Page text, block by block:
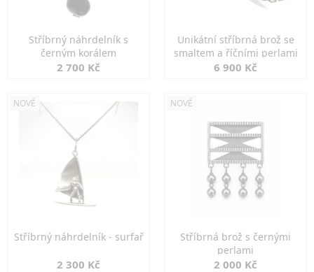
Stříbrný náhrdelník s
černým korálem
2 700 Kč
Unikátní stříbrná brož se
smaltem a říčními perlami
6 900 Kč
NOVÉ
Stříbrný náhrdelník - surfař
2 300 Kč
NOVÉ
Stříbrná brož s černými
perlami
2 000 Kč